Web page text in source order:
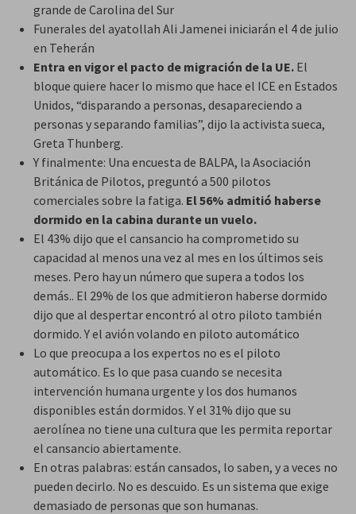
grande de Carolina del Sur
Funerales del ayatollah Ali Jamenei iniciarán el 4 de julio
en Teherán
Entra en vigor el pacto de migración de la UE.El
bloque quiere hacer lo mismo que hace el ICE en Estados
Unidos, “disparando a personas, desapareciendo a
personas y separando familias”, dijo la activista sueca,
Greta Thunberg.
Y finalmente: Una encuesta de BALPA, la Asociación
Británica de Pilotos, preguntó a 500 pilotos
comerciales sobre la fatiga. El 56% admitió haberse
dormido en la cabina durante un vuelo.
El 43% dijo que el cansancio ha comprometido su
capacidad al menos una vez al mes en los últimos seis
meses. Pero hay un número que supera a todos los
demás.. El 29% de los que admitieron haberse dormido
dijo que al despertar encontró al otro piloto también
dormido. Y el avión volando en piloto automático
Lo que preocupa a los expertos no es el piloto
automático. Es lo que pasa cuando se necesita
intervención humana urgente y los dos humanos
disponibles están dormidos. Y el 31% dijo que su
aerolínea no tiene una cultura que les permita reportar
el cansancio abiertamente.
En otras palabras: están cansados, lo saben, y a veces no
pueden decirlo. No es descuido. Es un sistema que exige
demasiado de personas que son humanas.